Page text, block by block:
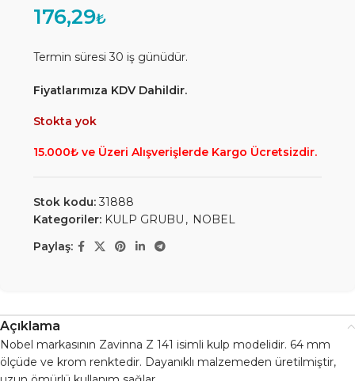
176,29₺
Termin süresi 30 iş günüdür.
Fiyatlarımıza KDV Dahildir.
Stokta yok
15.000₺ ve Üzeri Alışverişlerde Kargo Ücretsizdir.
Stok kodu:31888
Kategoriler: KULP GRUBU , NOBEL
Paylaş:
Açıklama
Nobel markasının Zavinna Z 141 isimli kulp modelidir. 64 mm
ölçüde ve krom renktedir. Dayanıklı malzemeden üretilmiştir,